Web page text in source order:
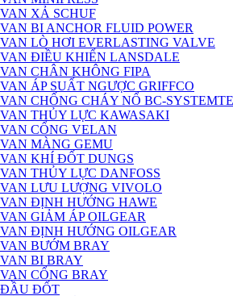
VAN XẢ SCHUF
VAN BI ANCHOR FLUID POWER
VAN LÒ HƠI EVERLASTING VALVE
VAN ĐIỀU KHIỂN LANSDALE
VAN CHÂN KHÔNG FIPA
VAN ÁP SUẤT NGƯỢC GRIFFCO
VAN CHỐNG CHÁY NỔ BC-
VAN THỦY LỰC KAWASAKI
VAN CỔNG VELAN
VAN MÀNG GEMU
VAN KHÍ ĐỐT DUNGS
VAN THỦY LỰC DANFOSS
VAN LƯU LƯỢNG VIVOLO
VAN ĐỊNH HƯỚNG HAWE
VAN GIẢM ÁP OILGEAR
VAN ĐỊNH HƯỚNG OILGEAR
VAN BƯỚM BRAY
VAN BI BRAY
VAN CỔNG BRAY
ĐẦU ĐỐT